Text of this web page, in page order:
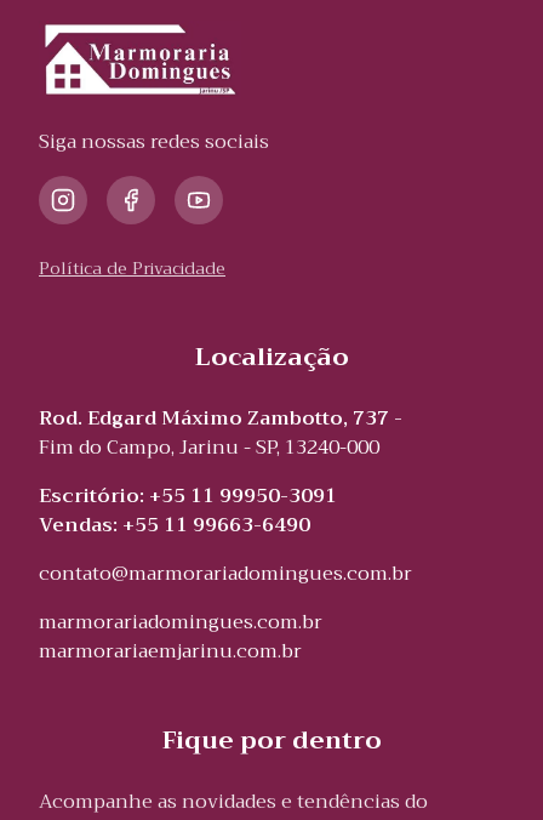
Siga nossas redes sociais
Política de Privacidade
Localização
Rod. Edgard Máximo Zambotto, 737 -
Fim do Campo, Jarinu - SP, 13240-000
Escritório: +55 11 99950-3091
Vendas: +55 11 99663-6490
contato@marmorariadomingues.com.br
marmorariadomingues.com.br
marmorariaemjarinu.com.br
Fique por dentro
Acompanhe as novidades e tendências do